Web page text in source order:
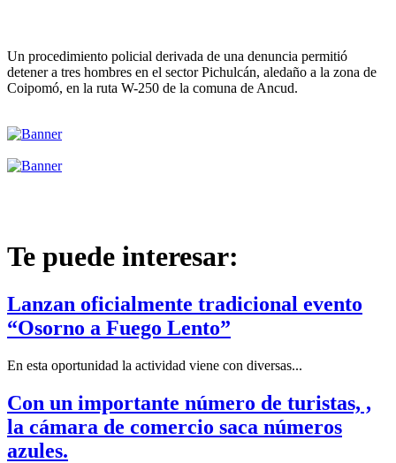
Un procedimiento policial derivada de una denuncia permitió
detener a tres hombres en el sector Pichulcán, aledaño a la zona de
Coipomó, en la ruta W-250 de la comuna de Ancud.
Te puede interesar:
Lanzan oficialmente tradicional evento
“Osorno a Fuego Lento”
En esta oportunidad la actividad viene con diversas...
Con un importante número de turistas, ,
la cámara de comercio saca números
azules.